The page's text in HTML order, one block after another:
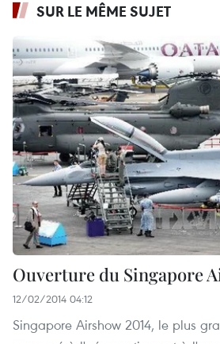
SUR LE MÊME SUJET
Ouverture du Singapore
12/02/2014 04:12
Singapore Airshow 2014, le plus